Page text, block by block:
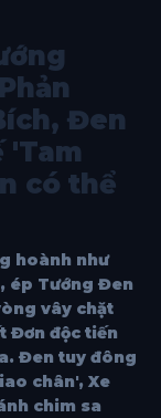
Đen
'Tam
có thể
hoành như
ép Tướng Đen
vây chặt
Đơn độc tiến
Đen tuy đông
chân', Xe
chim sa